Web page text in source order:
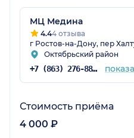
МЦ Медина
4.44 отзыва
г Ростов-на-Дону, пер
Октябрьский район
+7 (863) 276-88-47
Стоимость приёма
4 000 ₽